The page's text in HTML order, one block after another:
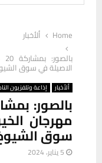
Home
ألأخبار
الاصيلة في سوق
ألأخبار إذاعة وتلفزيون
مهرجان
سوق
5 يناير، 2024